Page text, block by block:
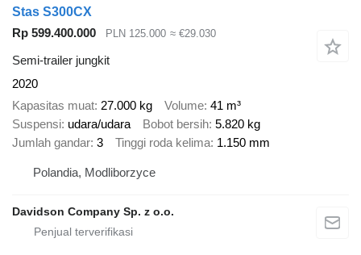
Stas S300CX
Rp 599.400.000
PLN 125.000 ≈ €29.030
Semi-trailer jungkit
2020
Kapasitas muat 27.000 kg Volume 41 m³
Suspensi udara/udara Bobot bersih 5.820 kg
Jumlah gandar 3 Tinggi roda kelima 1.150 mm
Polandia, Modliborzyce
Davidson Company Sp. z o.o.